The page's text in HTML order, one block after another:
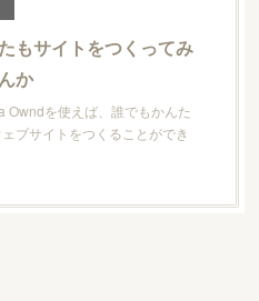
もサイトをつくってみ
か
Owndを使えば、誰でもかんた
ブサイトをつくることができ